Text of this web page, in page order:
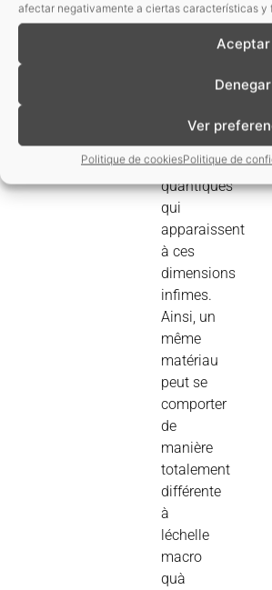
afectar negativamente a ciertas características y
Aceptar
Denegar
Ver
Politique de cookiesPolitique de
grande
laugmentation
active et
aux
phénomènes
quantiques
qui
apparaissent
à ces
dimensions
infimes.
Ainsi, un
même
matériau
peut se
comporter
de
manière
totalement
différente
à
léchelle
macro
quà